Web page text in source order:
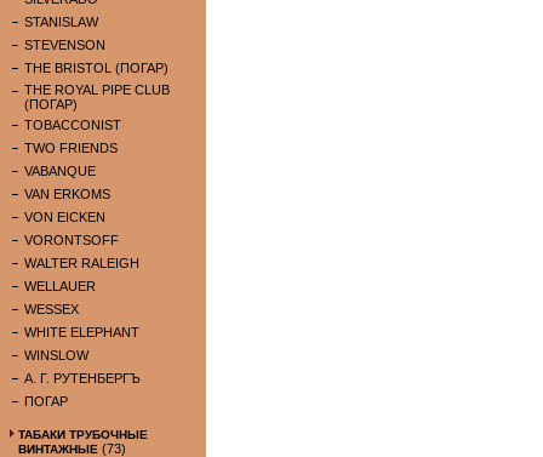
STANISLAW
STEVENSON
THE BRISTOL (ПОГАР)
THE ROYAL PIPE CLUB
(ПОГАР)
TOBACCONIST
TWO FRIENDS
VABANQUE
VAN ERKOMS
VON EICKEN
VORONTSOFF
WALTER RALEIGH
WELLAUER
WESSEX
WHITE ELEPHANT
WINSLOW
А. Г. РУТЕНБЕРГЪ
ПОГАР
ТАБАКИ ТРУБОЧНЫЕ
ВИНТАЖНЫЕ (73)